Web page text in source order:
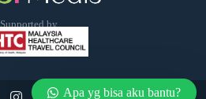
Supported by
Apa yg bisa aku bantu?